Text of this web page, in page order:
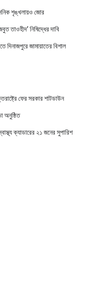
শৃঙ্খলায়ও জোর
তাওহীদ’ নিষিদ্ধের দাবি
দিনাজপুরে জামায়াতের বিশাল
ফের সরকার শাটডাউন
অনুষ্ঠিত
ক্যাডারের ২১ জনের সুপারিশ